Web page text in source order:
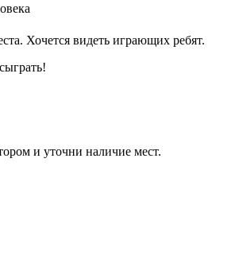
Хочется видеть играющих ребят.
и уточни наличие мест.